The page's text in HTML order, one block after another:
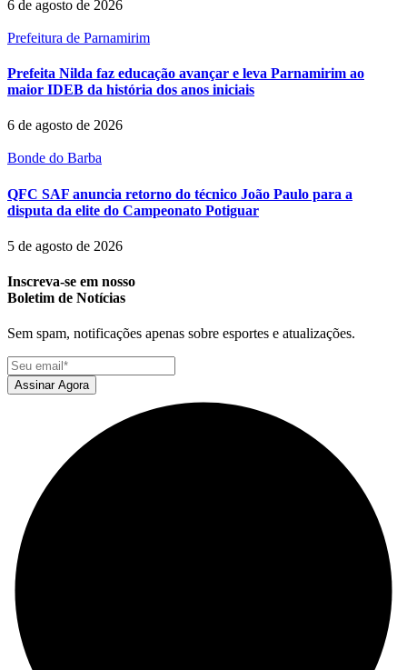
6 de agosto de 2026
Prefeitura de Parnamirim
Prefeita Nilda faz educação avançar e leva Parnamirim ao
maior IDEB da história dos anos iniciais
6 de agosto de 2026
Bonde do Barba
QFC SAF anuncia retorno do técnico João Paulo para a
disputa da elite do Campeonato Potiguar
5 de agosto de 2026
Inscreva-se em nosso
Boletim de Notícias
Sem spam, notificações apenas sobre esportes e atualizações.
Assinar Agora